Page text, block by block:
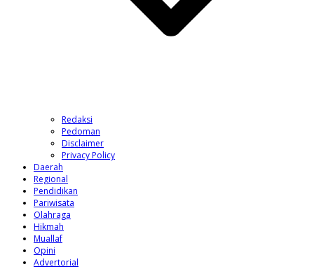
Redaksi
Pedoman
Disclaimer
Privacy Policy
Daerah
Regional
Pendidikan
Pariwisata
Olahraga
Hikmah
Muallaf
Opini
Advertorial